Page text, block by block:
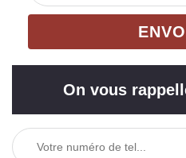
On vous